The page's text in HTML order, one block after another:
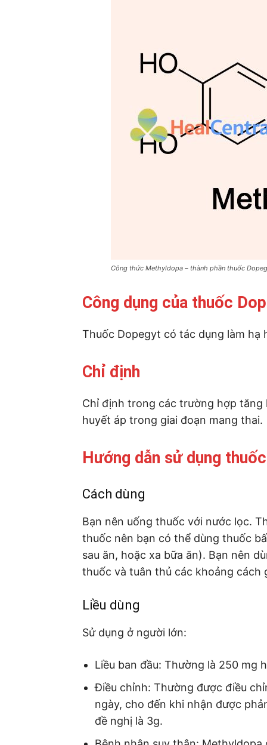
Công thức Methyldopa – thành phần thuốc
Công dụng của thuốc
Thuốc Dopegyt có tác dụng làm hạ
Chỉ định
Chỉ định trong các trường hợp
huyết áp trong giai đoạn mang thai.
Hướng dẫn sử dụng
Cách dùng
Bạn nên uống thuốc với nước lọc.
thuốc nên bạn có thể dùng thuốc
sau ăn, hoặc xa bữa ăn). Bạn nên
thuốc và tuân thủ các khoảng cách
Liều dùng
Sử dụng ở người lớn:
Liều ban đầu: Thường là 250 mg
Điều chỉnh: Thường được điều
ngày, cho đến khi nhận được
đề nghị là 3g.